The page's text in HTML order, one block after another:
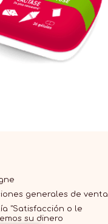
generales de venta
"Satisfacción o le
su dinero